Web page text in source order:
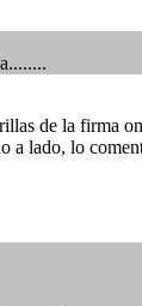
de la firma
lado, lo